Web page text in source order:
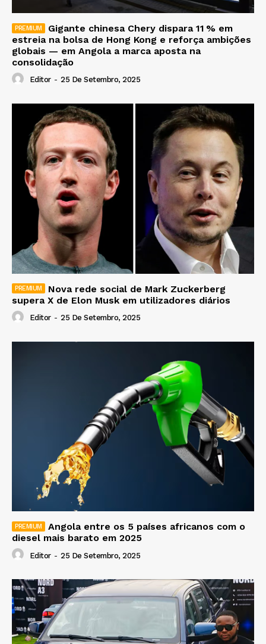
Gigante chinesa Chery dispara 11 % em
estreia na bolsa de Hong Kong e reforça ambições
globais — em Angola a marca aposta na
consolidação
Editor - 25 De Setembro, 2025
Nova rede social de Mark Zuckerberg
supera X de Elon Musk em utilizadores diários
Editor - 25 De Setembro, 2025
Angola entre os 5 países africanos com o
diesel mais barato em 2025
Editor - 25 De Setembro, 2025